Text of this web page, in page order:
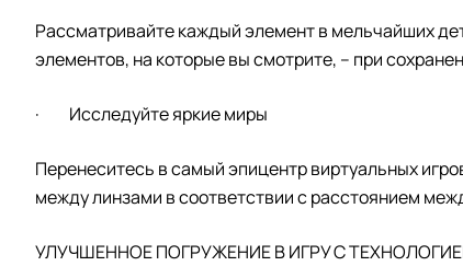
Рассматривайте каждый элемент в мельчайших
элементов, на которые вы смотрите, – при
· Исследуйте яркие миры
Перенеситесь в самый эпицентр виртуальных
между линзами в соответствии с расстоянием
УЛУЧШЕННОЕ ПОГРУЖЕНИЕ В ИГРУ С